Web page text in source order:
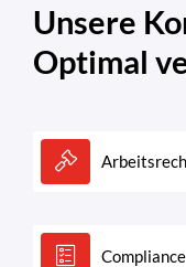
Unsere
Optimal
Compliance